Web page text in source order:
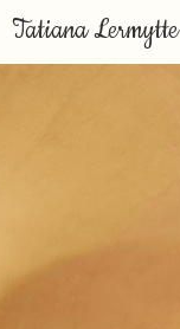
Tatiana Lermytte